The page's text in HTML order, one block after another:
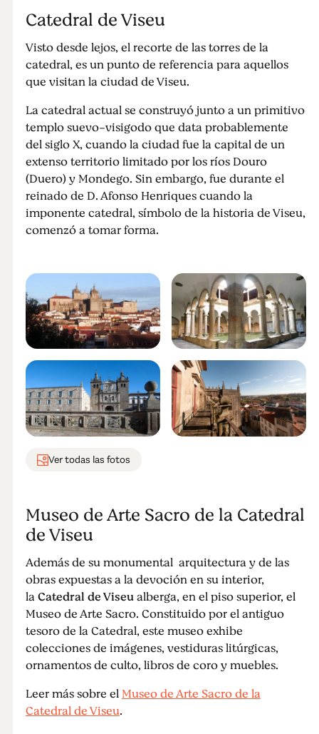
Catedral de Viseu
Visto desde lejos, el recorte de las torres de la
catedral, es un punto de referencia para aquellos
que visitan la ciudad de Viseu.
La catedral actual se construyó junto a un primitivo
templo suevo-visigodo que data probablemente
del siglo X, cuando la ciudad fue la capital de un
extenso territorio limitado por los ríos Douro
(Duero) y Mondego. Sin embargo, fue durante el
reinado de D. Afonso Henriques cuando la
imponente catedral, símbolo de la historia de Viseu,
comenzó a tomar forma.
Ver todas las fotos
Museo de Arte Sacro de la Catedral
de Viseu
Además de su monumental arquitectura y de las
obras expuestas a la devoción en su interior,
la Catedral de Viseualberga, en el piso superior, el
Museo de Arte Sacro. Constituido por el antiguo
tesoro de la Catedral, este museo exhibe
colecciones de imágenes, vestiduras litúrgicas,
ornamentos de culto, libros de coro y muebles.
Leer más sobre elMuseo de Arte Sacro de la
Catedral de Viseu.